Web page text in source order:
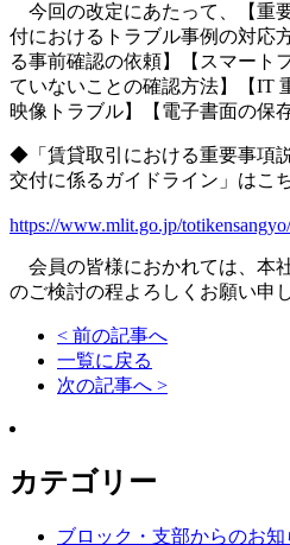
今回の改定にあたって、【重
付におけるトラブル事例の対応
る事前確認の依頼】【スマート
ていないことの確認方法】【IT
映像トラブル】【電子書面の保
◆「賃貸取引における重要事項
交付に係るガイドライン」はこ
https://www.mlit.go.jp/
会員の皆様におかれては、本
のご検討の程よろしくお願い申
< 前の記事へ
一覧に戻る
次の記事へ >
カテゴリー
ブロック・支部からのお知